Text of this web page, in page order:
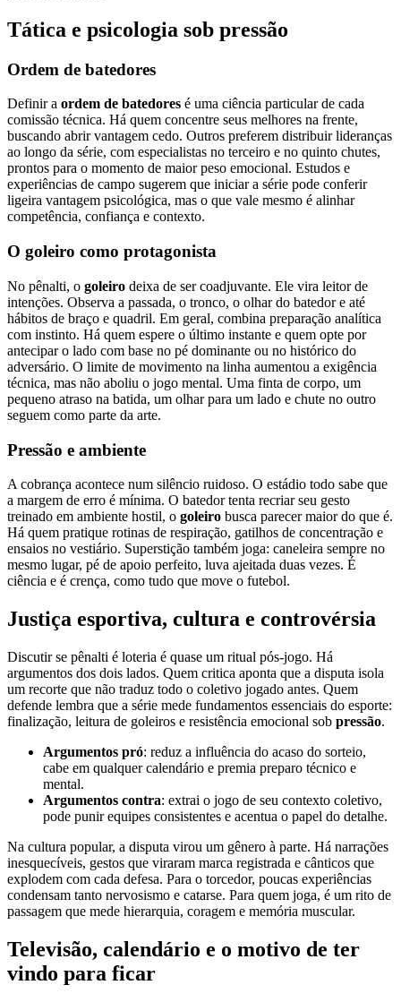
Tática e psicologia sob pressão
Ordem de batedores
Definir a ordem de batedores é uma ciência particular de cada
comissão técnica. Há quem concentre seus melhores na frente,
buscando abrir vantagem cedo. Outros preferem distribuir lideranças
ao longo da série, com especialistas no terceiro e no quinto chutes,
prontos para o momento de maior peso emocional. Estudos e
experiências de campo sugerem que iniciar a série pode conferir
ligeira vantagem psicológica, mas o que vale mesmo é alinhar
competência, confiança e contexto.
O goleiro como protagonista
No pênalti, o goleiro deixa de ser coadjuvante. Ele vira leitor de
intenções. Observa a passada, o tronco, o olhar do batedor e até
hábitos de braço e quadril. Em geral, combina preparação analítica
com instinto. Há quem espere o último instante e quem opte por
antecipar o lado com base no pé dominante ou no histórico do
adversário. O limite de movimento na linha aumentou a exigência
técnica, mas não aboliu o jogo mental. Uma finta de corpo, um
pequeno atraso na batida, um olhar para um lado e chute no outro
seguem como parte da arte.
Pressão e ambiente
A cobrança acontece num silêncio ruidoso. O estádio todo sabe que
a margem de erro é mínima. O batedor tenta recriar seu gesto
treinado em ambiente hostil, o goleiro busca parecer maior do que é.
Há quem pratique rotinas de respiração, gatilhos de concentração e
ensaios no vestiário. Superstição também joga: caneleira sempre no
mesmo lugar, pé de apoio perfeito, luva ajeitada duas vezes. É
ciência e é crença, como tudo que move o futebol.
Justiça esportiva, cultura e controvérsia
Discutir se pênalti é loteria é quase um ritual pós-jogo. Há
argumentos dos dois lados. Quem critica aponta que a disputa isola
um recorte que não traduz todo o coletivo jogado antes. Quem
defende lembra que a série mede fundamentos essenciais do esporte:
finalização, leitura de goleiros e resistência emocional sob pressão.
Argumentos pró: reduz a influência do acaso do sorteio,
cabe em qualquer calendário e premia preparo técnico e
mental.
Argumentos contra: extrai o jogo de seu contexto coletivo,
pode punir equipes consistentes e acentua o papel do detalhe.
Na cultura popular, a disputa virou um gênero à parte. Há narrações
inesquecíveis, gestos que viraram marca registrada e cânticos que
explodem com cada defesa. Para o torcedor, poucas experiências
condensam tanto nervosismo e catarse. Para quem joga, é um rito de
passagem que mede hierarquia, coragem e memória muscular.
Televisão, calendário e o motivo de ter
vindo para ficar